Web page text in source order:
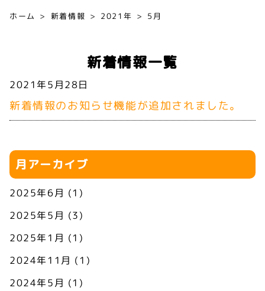
ホーム 新着情報 2021年 5月
新着情報一覧
2021年5月28日
新着情報のお知らせ機能が追加されました。
月アーカイブ
2025年6月 (1)
2025年5月 (3)
2025年1月 (1)
2024年11月 (1)
2024年5月 (1)